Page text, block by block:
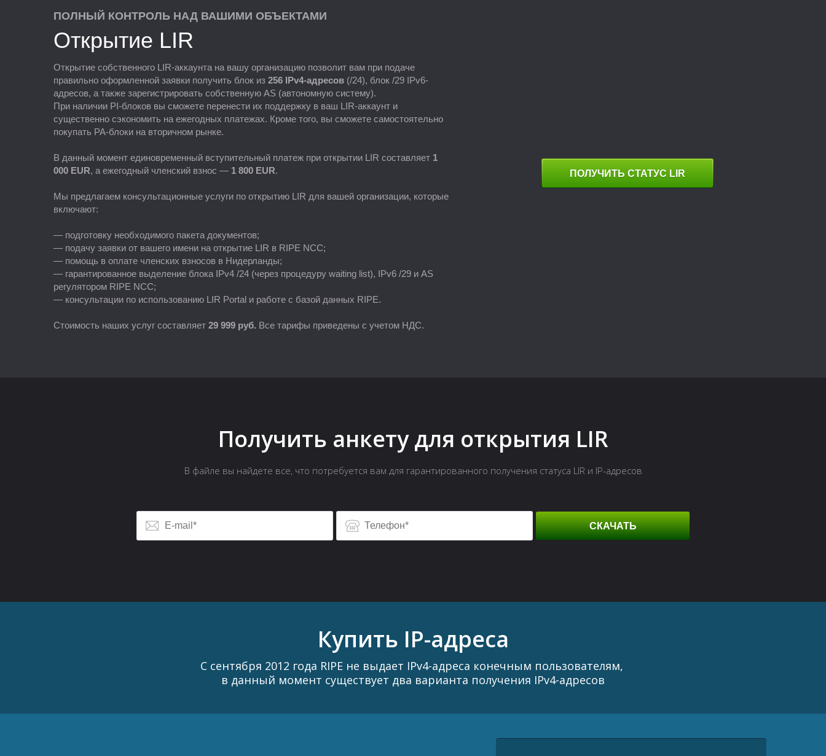
ПОЛНЫЙ КОНТРОЛЬ НАД ВАШИМИ ОБЪЕКТАМИ
Открытие LIR
Открытие собственного LIR-аккаунта на вашу организацию позволит вам при подаче
правильно оформленной заявки получить блок из 256 IPv4-адресов (/24), блок /29 IPv6-
адресов, а также зарегистрировать собственную AS (автономную систему).
При наличии PI-блоков вы сможете перенести их поддержку в ваш LIR-аккаунт и
существенно сэкономить на ежегодных платежах. Кроме того, вы сможете самостоятельно
покупать PA-блоки на вторичном рынке.
В данный момент единовременный вступительный платеж при открытии LIR составляет 1
000 EUR, а ежегодный членский взнос — 1 800 EUR.
Мы предлагаем консультационные услуги по открытию LIR для вашей организации, которые
включают:
— подготовку необходимого пакета документов;
— подачу заявки от вашего имени на открытие LIR в RIPE NCC;
— помощь в оплате членских взносов в Нидерланды;
— гарантированное выделение блока IPv4 /24 (через процедуру waiting list), IPv6 /29 и AS
регулятором RIPE NCC;
— консультации по использованию LIR Portal и работе с базой данных RIPE.
Стоимость наших услуг составляет 29 999 руб. Все тарифы приведены с учетом НДС.
ПОЛУЧИТЬ СТАТУС LIR
Получить анкету для открытия LIR
В файле вы найдете все, что потребуется вам для гарантированного получения статуса LIR и IP-адресов
СКАЧАТЬ
Купить IP-адреса
С сентября 2012 года RIPE не выдает IPv4-адреса конечным пользователям,
в данный момент существует два варианта получения IPv4-адресов